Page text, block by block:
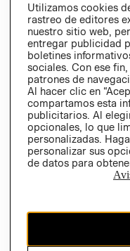
Utilizamos cookies
rastreo de editores
nuestro sitio web,
entregar publicidad
boletines
sociales. Con ese
patrones de
Al hacer clic en
compartamos esta
publicitarios. Al
opcionales, lo que
personalizadas.
personalizar sus
de datos para